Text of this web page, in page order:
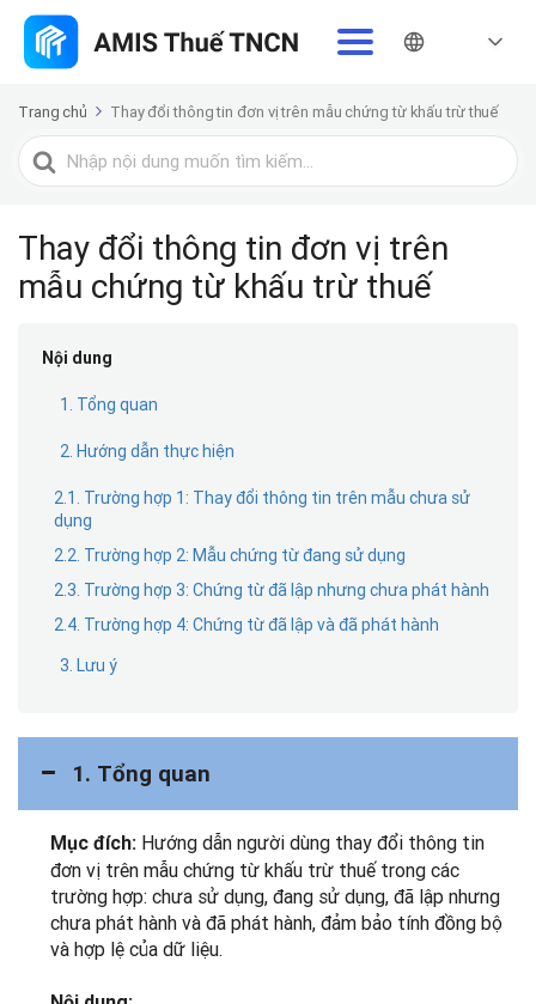
Trang chủ Thay đổi thông tin đơn vị trên mẫu chứng từ khấu trừ thuế
Tìm
kiếm
Thay đổi thông tin đơn vị trên
mẫu chứng từ khấu trừ thuế
Nội dung
1. Tổng quan
2. Hướng dẫn thực hiện
2.1. Trường hợp 1: Thay đổi thông tin trên mẫu chưa sử
dụng
2.2. Trường hợp 2: Mẫu chứng từ đang sử dụng
2.3. Trường hợp 3: Chứng từ đã lập nhưng chưa phát hành
2.4. Trường hợp 4: Chứng từ đã lập và đã phát hành
3. Lưu ý
1. Tổng quan
Mục đích: Hướng dẫn người dùng thay đổi thông tin
đơn vị trên mẫu chứng từ khấu trừ thuế trong các
trường hợp: chưa sử dụng, đang sử dụng, đã lập nhưng
chưa phát hành và đã phát hành, đảm bảo tính đồng bộ
và hợp lệ của dữ liệu.